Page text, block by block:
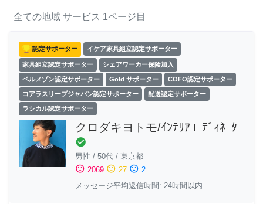
全ての地域 サービス 1ページ目
認定サポーター イケア家具組立認定サポーター
家具組立認定サポーター シェアワーカー保険加入
ベルメゾン認定サポーター Gold サポーター COFO認定サポーター
コアラスリープジャパン認定サポーター 配送認定サポーター
ラシカル認定サポーター
クロダキヨトモ/ｲﾝﾃﾘｱｺｰﾃﾞｨﾈｰﾀｰ
check_circle
男性 / 50代 / 東京都
sentiment_satisfied 2069 sentiment_neutral 27 sentiment_dissatisfied 2
メッセージ平均返信時間: 24時間以内